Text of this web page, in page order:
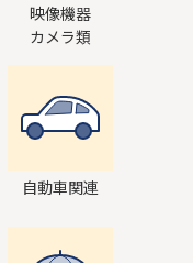
映像機器
カメラ類
自動車関連